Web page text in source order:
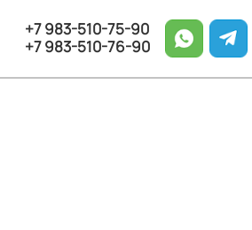
+7 983-510-75-90
+7 983-510-76-90